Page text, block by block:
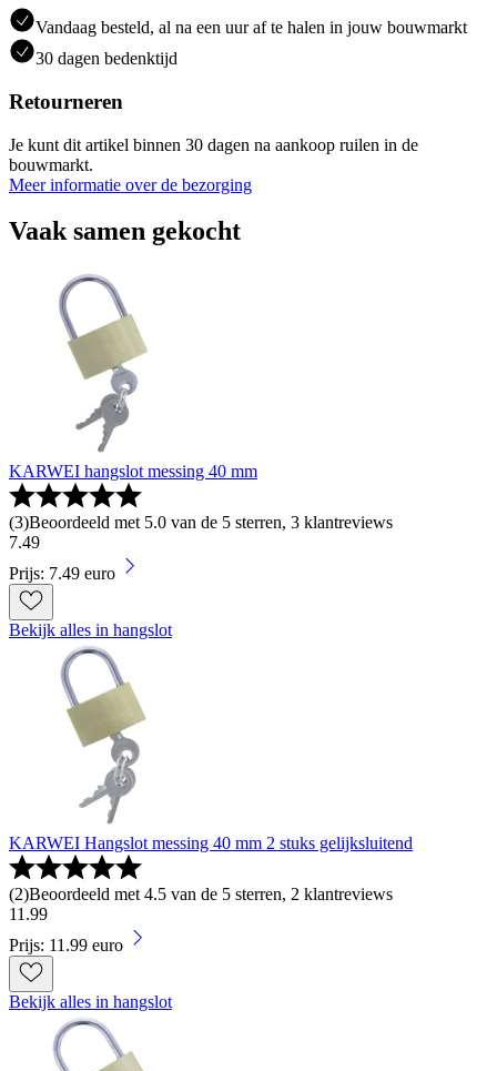
Vandaag besteld, al na een uur af te halen in jouw bouwmarkt
30 dagen bedenktijd
Retourneren
Je kunt dit artikel binnen 30 dagen na aankoop ruilen in de
bouwmarkt.
Meer informatie over de bezorging
Vaak samen gekocht
KARWEI hangslot messing 40 mm
(3)Beoordeeld met 5.0 van de 5 sterren, 3 klantreviews
7.49
Prijs: 7.49 euro
Bekijk alles in hangslot
KARWEI Hangslot messing 40 mm 2 stuks gelijksluitend
(2)Beoordeeld met 4.5 van de 5 sterren, 2 klantreviews
11 .99
Prijs: 11.99 euro
Bekijk alles in hangslot